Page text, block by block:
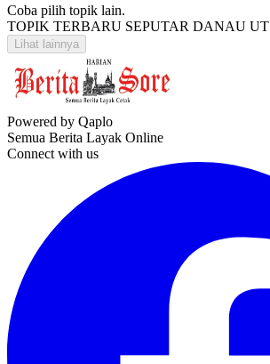
Coba pilih topik lain.
TOPIK TERBARU SEPUTAR DANAU UT
Lihat lainnya
Powered by Qaplo
Semua Berita Layak Online
Connect with us